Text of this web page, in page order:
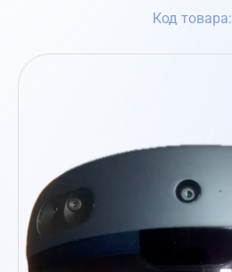
Код товара: